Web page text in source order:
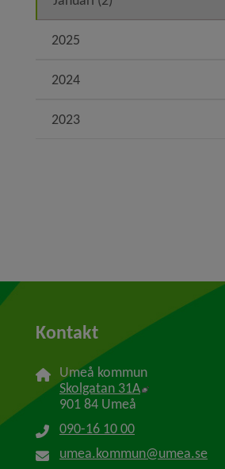
2025
2024
2023
Kontakt
Umeå kommun
Skolgatan 31A Länk till
901 84 Umeå
090-16 10 00
umea.kommun@umea.se